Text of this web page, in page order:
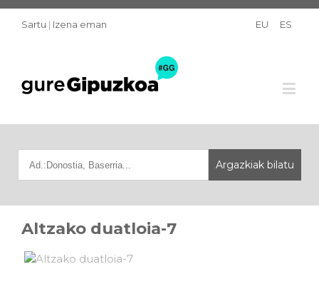
Sartu | Izena eman EU ES
Altzako duatloia-7